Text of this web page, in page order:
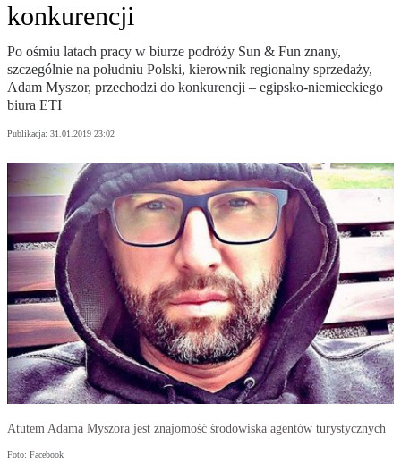
konkurencji
Po ośmiu latach pracy w biurze podróży Sun & Fun znany,
szczególnie na południu Polski, kierownik regionalny sprzedaży,
Adam Myszor, przechodzi do konkurencji – egipsko-niemieckiego
biura ETI
Publikacja: 31.01.2019 23:02
Atutem Adama Myszora jest znajomość środowiska agentów turystycznych
Foto: Facebook